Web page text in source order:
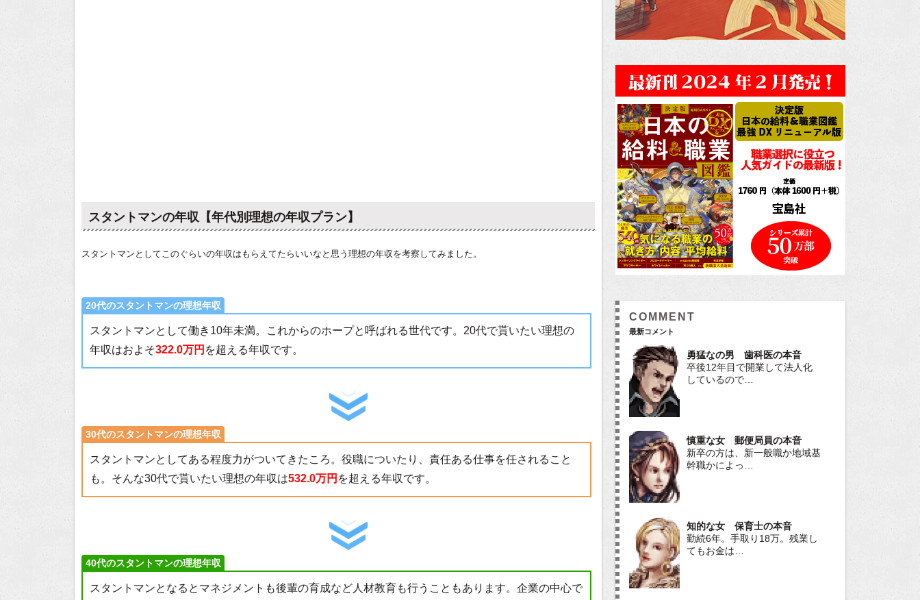
スタントマンの年収【年代別理想の年収プラン】
スタントマンとしてこのぐらいの年収はもらえてたらいいなと思う理想の年収を考察してみました。
20代のスタントマンの理想年収
スタントマンとして働き10年未満。これからのホープと呼ばれる世代です。20代で貰いたい理想の
年収はおよそ322.0万円 を超える年収です。
30代のスタントマンの理想年収
スタントマンとしてある程度力がついてきたころ。役職についたり、責任ある仕事を任されること
も。そんな30代で貰いたい理想の年収は532.0万円 を超える年収です。
40代のスタントマンの理想年収
スタントマンとなるとマネジメントも後輩の育成など人材教育も行うこともあります。企業の中心で
COMMENT
最新コメント
勇猛なの男 歯科医の本音
卒後12年目で開業して法人化
しているので…
慎重な女 郵便局員の本音
新卒の方は、新一般職か地域基
幹職かによっ…
知的な女 保育士の本音
勤続6年。手取り18万。残業し
てもお金は…